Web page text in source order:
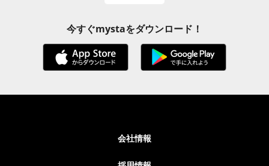
今すぐmystaをダウンロード！
会社情報